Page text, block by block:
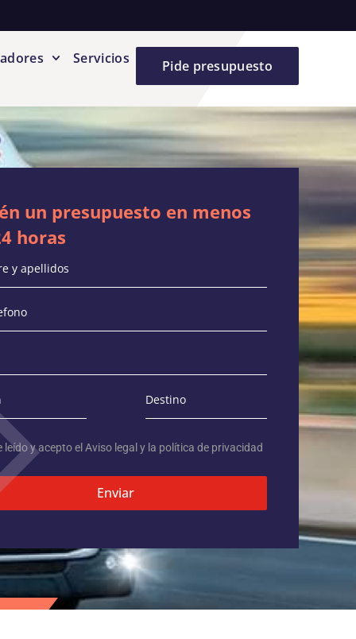
Servicios Pide presupuesto
un presupuesto en menos
horas
leído y acepto el Aviso legal y la política de privacidad
Enviar